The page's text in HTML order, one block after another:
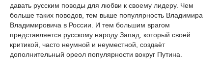
давать русским поводы для любви к своему лидеру. Чем
больше таких поводов, тем выше популярность Владимира
Владимировича в России. И тем большим врагом
представляется русскому народу Запад, который своей
критикой, часто неумной и неуместной, создаёт
дополнительный ореол популярности вокруг Путина.